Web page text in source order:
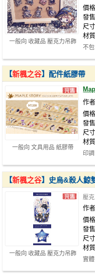
一般向 收藏品 壓克力吊飾
價
發
尺
材
不
一般向 文具用品 紙膠帶
【新楓之谷】配件紙膠帶
作
價
發
尺
材
印調
一般向 收藏品 壓克力吊飾
【新楓之谷】史烏&殺人鯨
壓
作
價
發
尺
材
實